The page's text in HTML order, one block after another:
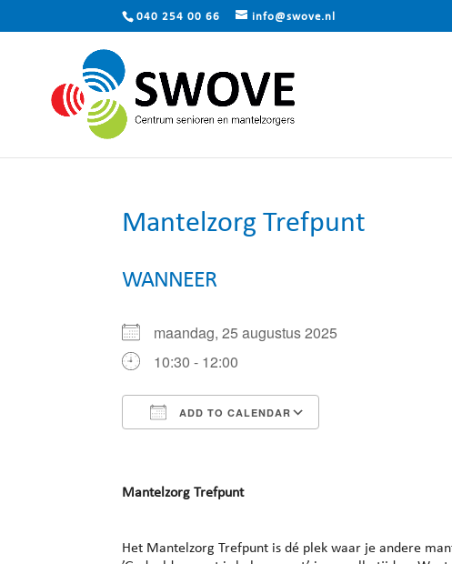
040 254 00 66 info@swove.nl
Mantelzorg Trefpunt
WANNEER
maandag, 25 augustus 2025
10:30 - 12:00
ADD TO CALENDAR
Mantelzorg Trefpunt
Het Mantelzorg Trefpunt is dé plek waar je andere